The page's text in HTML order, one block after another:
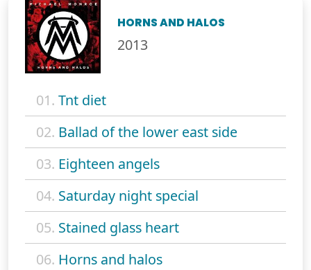
HORNS AND HALOS
2013
01. Tnt diet
02. Ballad of the lower east side
03. Eighteen angels
04. Saturday night special
05. Stained glass heart
06. Horns and halos